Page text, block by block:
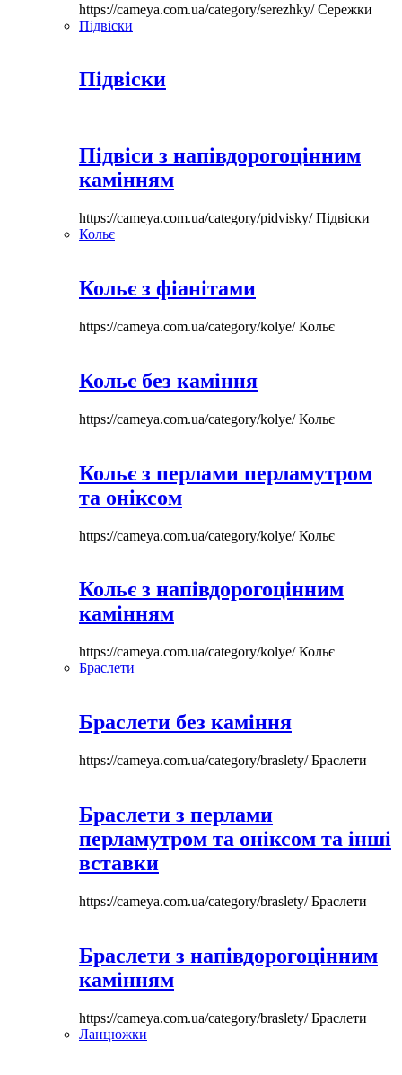
https://cameya.com.ua/category/serezhky/Сережки
Підвіски
Підвіски
Підвіси з напівдорогоцінним
камінням
https://cameya.com.ua/category/pidvisky/Підвіски
Кольє
Кольє з фіанітами
https://cameya.com.ua/category/kolye/Кольє
Кольє без каміння
https://cameya.com.ua/category/kolye/Кольє
Кольє з перлами перламутром
та оніксом
https://cameya.com.ua/category/kolye/Кольє
Кольє з напівдорогоцінним
камінням
https://cameya.com.ua/category/kolye/Кольє
Браслети
Браслети без каміння
https://cameya.com.ua/category/braslety/Браслети
Браслети з перлами
перламутром та оніксом та інші
вставки
https://cameya.com.ua/category/braslety/Браслети
Браслети з напівдорогоцінним
камінням
https://cameya.com.ua/category/braslety/Браслети
Ланцюжки